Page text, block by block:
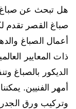
هل تبحث عن
صباغ القصر تقدم
أعمال الصباغ
ذات المعايير
الديكور بالصباغ
أمهر الفنيين.
وتركيب ورق